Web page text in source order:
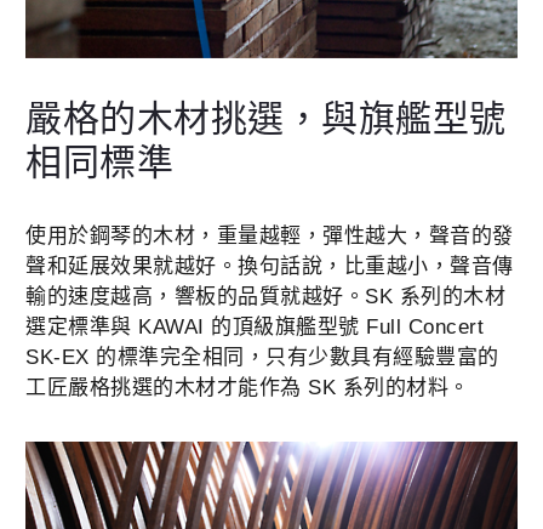
嚴格的木材挑選，與旗艦型號
相同標準
使用於鋼琴的木材，重量越輕，彈性越大，聲音的發
聲和延展效果就越好。換句話說，比重越小，聲音傳
輸的速度越高，響板的品質就越好。SK 系列的木材
選定標準與 KAWAI 的頂級旗艦型號 Full Concert
SK-EX 的標準完全相同，只有少數具有經驗豐富的
工匠嚴格挑選的木材才能作為 SK 系列的材料。